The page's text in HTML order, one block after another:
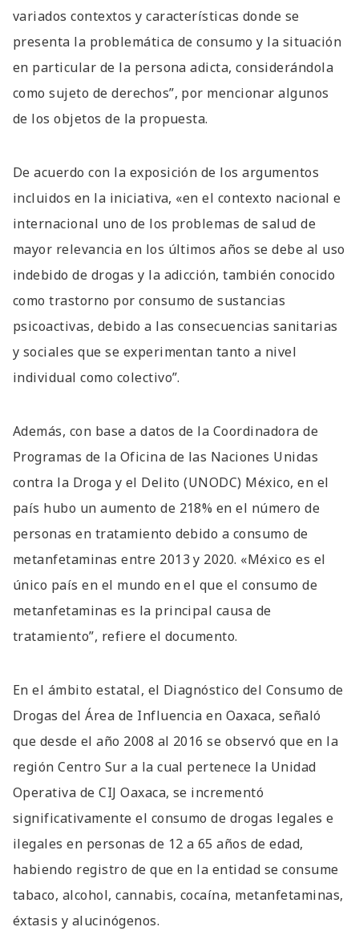
variados contextos y características donde se
presenta la problemática de consumo y la situación
en particular de la persona adicta, considerándola
como sujeto de derechos”, por mencionar algunos
de los objetos de la propuesta.
De acuerdo con la exposición de los argumentos
incluidos en la iniciativa, «en el contexto nacional e
internacional uno de los problemas de salud de
mayor relevancia en los últimos años se debe al uso
indebido de drogas y la adicción, también conocido
como trastorno por consumo de sustancias
psicoactivas, debido a las consecuencias sanitarias
y sociales que se experimentan tanto a nivel
individual como colectivo”.
Además, con base a datos de la Coordinadora de
Programas de la Oficina de las Naciones Unidas
contra la Droga y el Delito (UNODC) México, en el
país hubo un aumento de 218% en el número de
personas en tratamiento debido a consumo de
metanfetaminas entre 2013 y 2020. «México es el
único país en el mundo en el que el consumo de
metanfetaminas es la principal causa de
tratamiento”, refiere el documento.
En el ámbito estatal, el Diagnóstico del Consumo de
Drogas del Área de Influencia en Oaxaca, señaló
que desde el año 2008 al 2016 se observó que en la
región Centro Sur a la cual pertenece la Unidad
Operativa de CIJ Oaxaca, se incrementó
significativamente el consumo de drogas legales e
ilegales en personas de 12 a 65 años de edad,
habiendo registro de que en la entidad se consume
tabaco, alcohol, cannabis, cocaína, metanfetaminas,
éxtasis y alucinógenos.